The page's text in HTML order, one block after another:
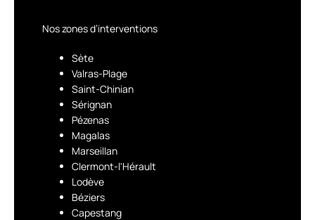
Nos zones d’interventions
Sète
Valras-Plage
Saint-Chinian
Sérignan
Pézenas
Magalas
Marseillan
Clermont-l'Hérault
Lodève
Béziers
Capestang